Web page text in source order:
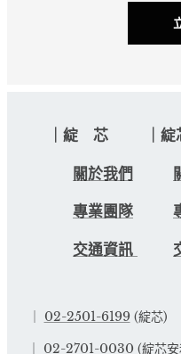
｜綻 芯 ｜綻
關於我們
專業團隊
交通資訊
02-2501-6199 (
02-2701-0030 (